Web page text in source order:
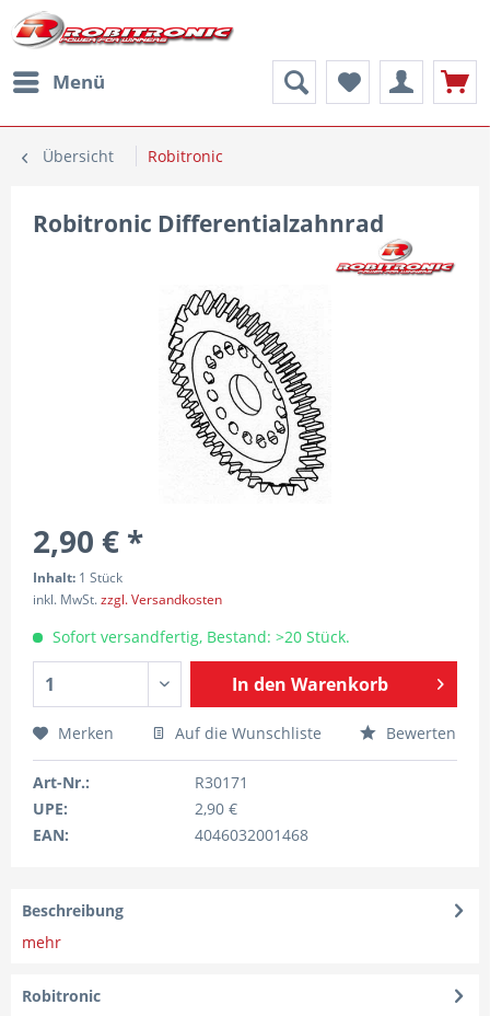
Menü
Übersicht Robitronic
Robitronic Differentialzahnrad
2,90 € *
Inhalt: 1 Stück
inkl. MwSt.zzgl. Versandkosten
Sofort versandfertig, Bestand: >20 Stück.
In den Warenkorb
Merken Auf die Wunschliste Bewerten
Art-Nr.:
R30171
UPE:
2,90 €
EAN:
4046032001468
Beschreibung
mehr
Robitronic